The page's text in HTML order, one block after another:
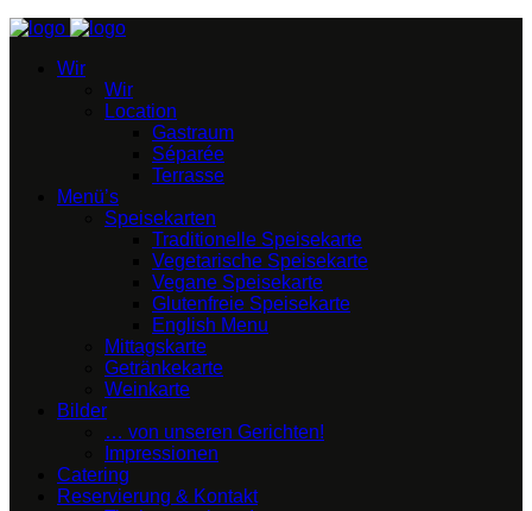
Wir
Wir
Location
Gastraum
Séparée
Terrasse
Menü’s
Speisekarten
Traditionelle Speisekarte
Vegetarische Speisekarte
Vegane Speisekarte
Glutenfreie Speisekarte
English Menu
Mittagskarte
Getränkekarte
Weinkarte
Bilder
… von unseren Gerichten!
Impressionen
Catering
Reservierung & Kontakt